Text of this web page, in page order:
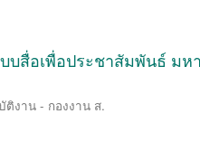
บสื่อเพื่อประชาสัมพันธ์ มห
ติงาน - กองงาน ส.